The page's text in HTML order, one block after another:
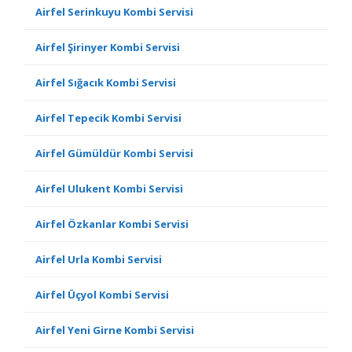
Airfel Serinkuyu Kombi Servisi
Airfel Şirinyer Kombi Servisi
Airfel Sığacık Kombi Servisi
Airfel Tepecik Kombi Servisi
Airfel Gümüldür Kombi Servisi
Airfel Ulukent Kombi Servisi
Airfel Özkanlar Kombi Servisi
Airfel Urla Kombi Servisi
Airfel Üçyol Kombi Servisi
Airfel Yeni Girne Kombi Servisi